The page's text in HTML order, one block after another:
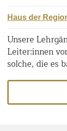
Haus der
Unsere
Leiter:innen
solche, die es